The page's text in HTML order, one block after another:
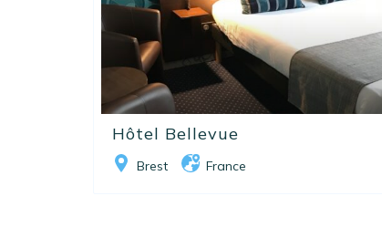
Hôtel Bellevue
Brest France